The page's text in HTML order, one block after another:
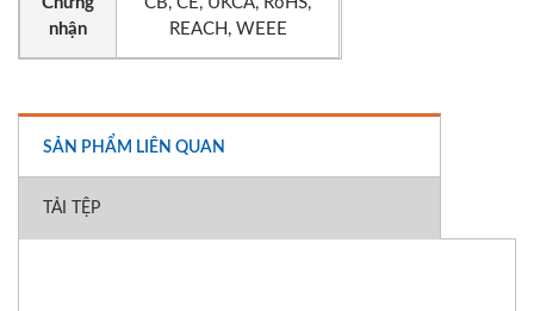
nhận
REACH, WEEE
SẢN PHẨM LIÊN QUAN
TẢI TỆP